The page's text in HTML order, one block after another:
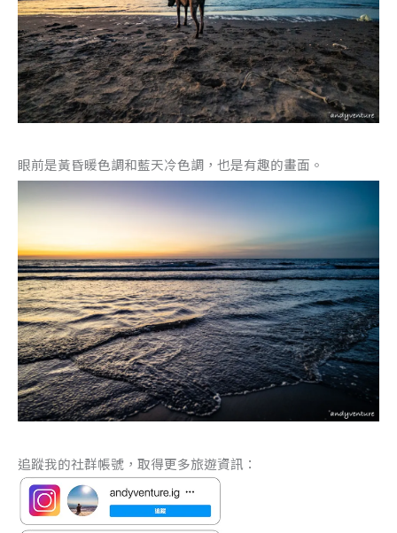
眼前是黃昏暖色調和藍天冷色調，也是有趣的畫面。
追蹤我的社群帳號，取得更多旅遊資訊：